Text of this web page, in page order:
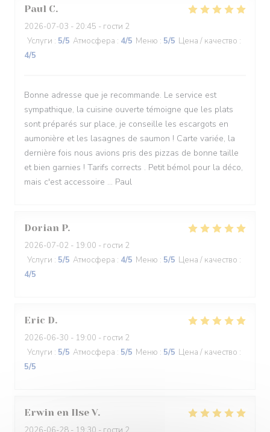
Paul C
2026-07-03 - 20:45 - гости 2
Услуги : 5/5 Атмосфера : 4/5 Меню : 5/5 Цена / качество :
4/5
Bonne adresse que je recommande. Le service est
sympathique, la cuisine ouverte témoigne que les plats
sont préparés sur place, je conseille les escargots en
aumonière et les lasagnes de saumon ! Carte variée, la
dernière fois nous avions pris des pizzas de bonne taille
et bien garnies ! Tarifs corrects . Petit bémol pour la déco,
mais c'est accessoire ... Paul
Dorian P
2026-07-02 - 19:00 - гости 2
Услуги : 5/5 Атмосфера : 4/5 Меню : 5/5 Цена / качество :
4/5
Eric D
2026-06-30 - 19:00 - гости 2
Услуги : 5/5 Атмосфера : 5/5 Меню : 5/5 Цена / качество :
5/5
Erwin en Ilse V